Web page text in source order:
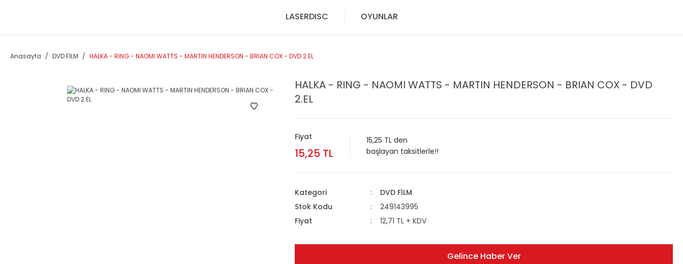
LASERDISC OYUNLAR
Anasayfa DVD FİLM HALKA - RING - NAOMI WATTS - MARTIN HENDERSON - BRIAN COX - DVD 2.EL
HALKA - RING - NAOMI WATTS - MARTIN HENDERSON - BRIAN COX - DVD
2.EL
Fiyat
15,25 TL
15,25 TL den
başlayan taksitlerle!!
Kategori
DVD FİLM
Stok Kodu
249143995
Fiyat
12,71 TL + KDV
Gelince Haber Ver